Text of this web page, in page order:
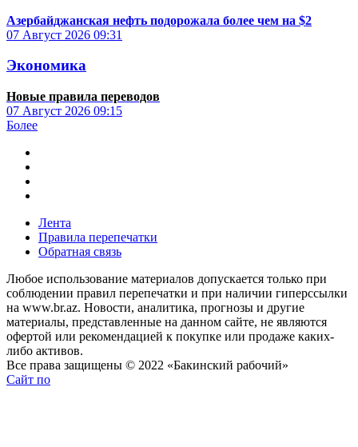
Азербайджанская нефть подорожала более чем на $2
07 Август 2026 09:31
Экономика
Новые правила переводов
07 Август 2026 09:15
Более
Лента
Правила перепечатки
Обратная связь
Любое использование материалов допускается только при
соблюдении правил перепечатки и при наличии гиперссылки
на www.br.az. Новости, аналитика, прогнозы и другие
материалы, представленные на данном сайте, не являются
офертой или рекомендацией к покупке или продаже каких-
либо активов.
Все права защищены © 2022 «Бакинский рабочий»
Сайт по